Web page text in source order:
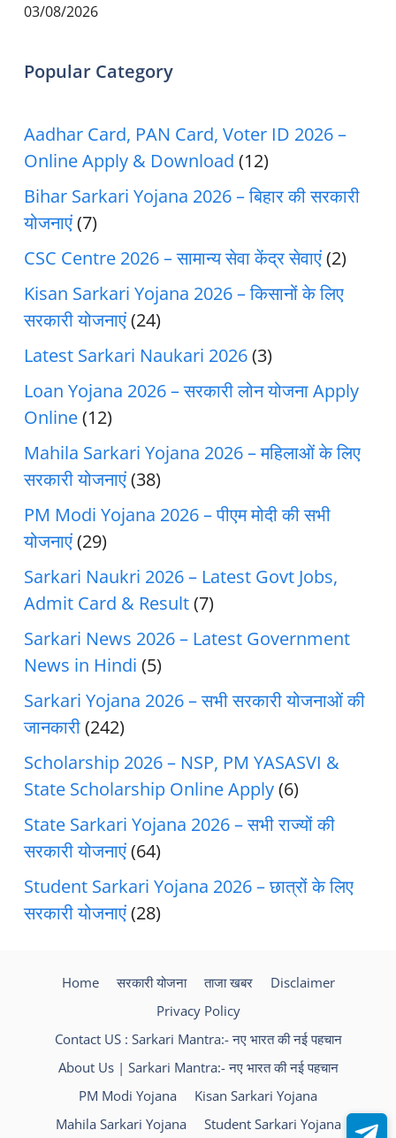
03/08/2026
Popular Category
Aadhar Card, PAN Card, Voter ID 2026 –
Online Apply & Download (12)
Bihar Sarkari Yojana 2026 – बिहार की सरकारी
योजनाएं(7)
CSC Centre 2026 – सामान्य सेवा केंद्र सेवाएं(2)
Kisan Sarkari Yojana 2026 – किसानों के लिए
सरकारी योजनाएं(24)
Latest Sarkari Naukari 2026(3)
Loan Yojana 2026 – सरकारी लोन योजना Apply
Online(12)
Mahila Sarkari Yojana 2026 – महिलाओं के लिए
सरकारी योजनाएं(38)
PM Modi Yojana 2026 – पीएम मोदी की सभी
योजनाएं(29)
Sarkari Naukri 2026 – Latest Govt Jobs,
Admit Card & Result(7)
Sarkari News 2026 – Latest Government
News in Hindi (5)
Sarkari Yojana 2026 – सभी सरकारी योजनाओं की
जानकारी(242)
Scholarship 2026 – NSP, PM YASASVI &
State Scholarship Online Apply(6)
State Sarkari Yojana 2026 – सभी राज्यों की
सरकारी योजनाएं(64)
Student Sarkari Yojana 2026 – छात्रों के लिए
सरकारी योजनाएं(28)
Home सरकारी योजना ताजा खबर
Disclaimer
Privacy Policy
Contact US : Sarkari Mantra:- नए भारत की नई पहचान
About Us | Sarkari Mantra:- नए भारत की नई पहचान
PM Modi Yojana
Kisan Sarkari Yojana
Mahila Sarkari Yojana
Student Sarkari Yojana